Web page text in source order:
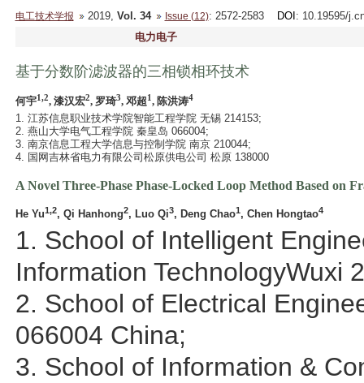
电工技术学报 2019, Vol. 34 Issue (12): 2572-2583 DOI : 10.19595/
电力电子
基于分数阶滤波器的三相锁相环技术
何宇1,2, 漆汉宏2, 罗琦3, 邓超1, 陈洪涛4
1. 江苏信息职业技术学院智能工程学院 无锡 214153;
2. 燕山大学电气工程学院 秦皇岛 066004;
3. 南京信息工程大学信息与控制学院 南京 210044;
4. 国网吉林省电力有限公司松原供电公司 松原 138000
A Novel Three-Phase Phase-Locked Loop Method Based on
He Yu1,2, Qi Hanhong2, Luo Qi3, Deng Chao1, Chen Hongtao4
1. School of Intelligent
Information TechnologyWuxi
2. School of Electrical
066004 China;
3. School of Information &